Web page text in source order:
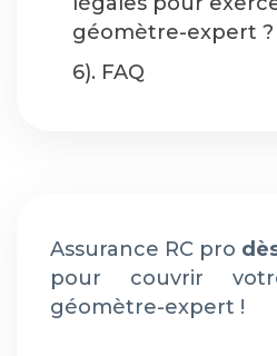
géomètre-expert ?
6). FAQ
Assurance RC pro
pour couvrir
géomètre-expert !